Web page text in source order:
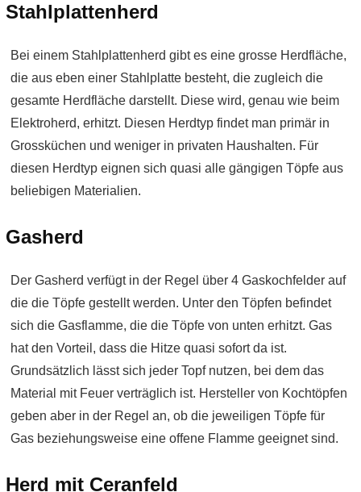
Stahlplattenherd
Bei einem Stahlplattenherd gibt es eine grosse Herdfläche,
die aus eben einer Stahlplatte besteht, die zugleich die
gesamte Herdfläche darstellt. Diese wird, genau wie beim
Elektroherd, erhitzt. Diesen Herdtyp findet man primär in
Grossküchen und weniger in privaten Haushalten. Für
diesen Herdtyp eignen sich quasi alle gängigen Töpfe aus
beliebigen Materialien.
Gasherd
Der Gasherd verfügt in der Regel über 4 Gaskochfelder auf
die die Töpfe gestellt werden. Unter den Töpfen befindet
sich die Gasflamme, die die Töpfe von unten erhitzt. Gas
hat den Vorteil, dass die Hitze quasi sofort da ist.
Grundsätzlich lässt sich jeder Topf nutzen, bei dem das
Material mit Feuer verträglich ist. Hersteller von Kochtöpfen
geben aber in der Regel an, ob die jeweiligen Töpfe für
Gas beziehungsweise eine offene Flamme geeignet sind.
Herd mit Ceranfeld